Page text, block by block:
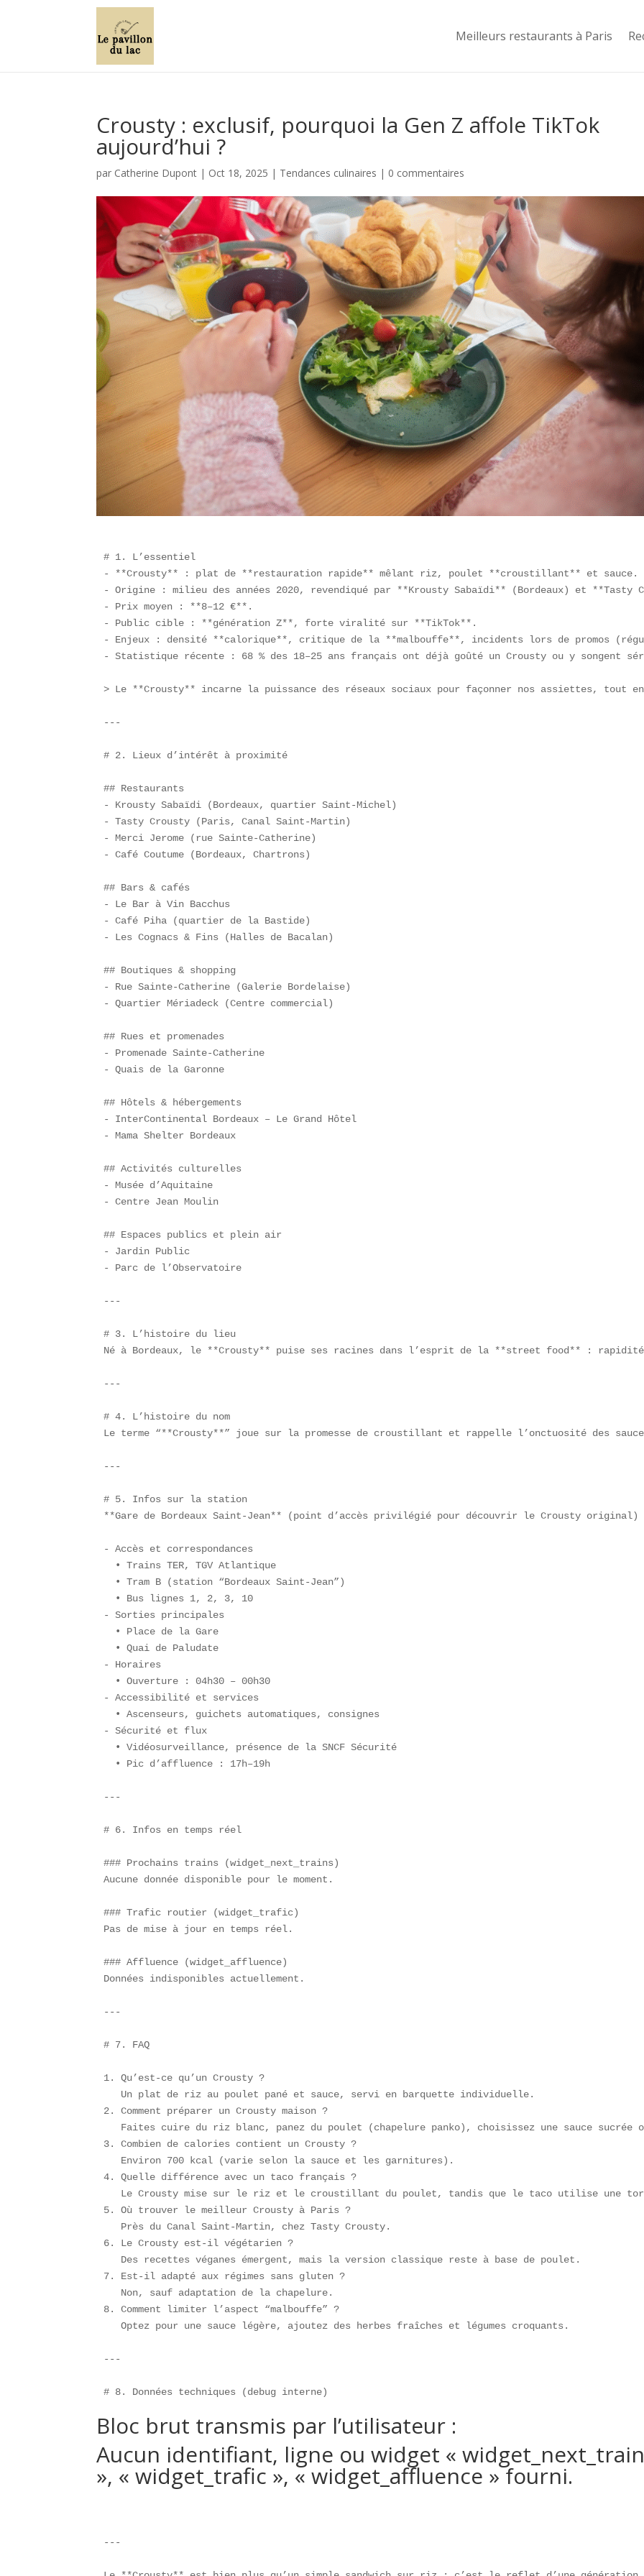
Meilleurs restaurants à Paris
Crousty : exclusif, pourquoi la Gen Z affole TikTok
aujourd’hui ?
par Catherine Dupont | Oct 18, 2025 | Tendances culinaires | 0 commentaires
# 1. L’essentiel
- **Crousty** : plat de **restauration rapide** mêlant riz, poulet **croustillant** et sauce.
- Origine : milieu des années 2020, revendiqué par **Krousty Sabaïdi** (Bordeaux) et
- Prix moyen : **8–12 €**.
- Public cible : **génération Z**, forte viralité sur **TikTok**.
- Enjeux : densité **calorique**, critique de la **malbouffe**, incidents lors de promos
- Statistique récente : 68 % des 18–25 ans français ont déjà goûté un Crousty ou y songent
> Le **Crousty** incarne la puissance des réseaux sociaux pour façonner nos assiettes, tout
---
# 2. Lieux d’intérêt à proximité
## Restaurants
- Krousty Sabaïdi (Bordeaux, quartier Saint-Michel)
- Tasty Crousty (Paris, Canal Saint-Martin)
- Merci Jerome (rue Sainte-Catherine)
- Café Coutume (Bordeaux, Chartrons)
## Bars & cafés
- Le Bar à Vin Bacchus
- Café Piha (quartier de la Bastide)
- Les Cognacs & Fins (Halles de Bacalan)
## Boutiques & shopping
- Rue Sainte-Catherine (Galerie Bordelaise)
- Quartier Mériadeck (Centre commercial)
## Rues et promenades
- Promenade Sainte-Catherine
- Quais de la Garonne
## Hôtels & hébergements
- InterContinental Bordeaux – Le Grand Hôtel
- Mama Shelter Bordeaux
## Activités culturelles
- Musée d’Aquitaine
- Centre Jean Moulin
## Espaces publics et plein air
- Jardin Public
- Parc de l’Observatoire
---
# 3. L’histoire du lieu
Né à Bordeaux, le **Crousty** puise ses racines dans l’esprit de la **street food** :
---
# 4. L’histoire du nom
Le terme “**Crousty**” joue sur la promesse de croustillant et rappelle l’onctuosité des
---
# 5. Infos sur la station
**Gare de Bordeaux Saint-Jean** (point d’accès privilégié pour découvrir le Crousty original)
- Accès et correspondances
  • Trains TER, TGV Atlantique
  • Tram B (station “Bordeaux Saint-Jean”)
  • Bus lignes 1, 2, 3, 10
- Sorties principales
  • Place de la Gare
  • Quai de Paludate
- Horaires
  • Ouverture : 04h30 – 00h30
- Accessibilité et services
  • Ascenseurs, guichets automatiques, consignes
- Sécurité et flux
  • Vidéosurveillance, présence de la SNCF Sécurité
  • Pic d’affluence : 17h–19h
---
# 6. Infos en temps réel
### Prochains trains (widget_next_trains)
Aucune donnée disponible pour le moment.
### Trafic routier (widget_trafic)
Pas de mise à jour en temps réel.
### Affluence (widget_affluence)
Données indisponibles actuellement.
---
# 7. FAQ
1. Qu’est-ce qu’un Crousty ?
   Un plat de riz au poulet pané et sauce, servi en barquette individuelle.
2. Comment préparer un Crousty maison ?
Faites cuire du riz blanc, panez du poulet (chapelure panko), choisissez une sauce sucrée
3. Combien de calories contient un Crousty ?
   Environ 700 kcal (varie selon la sauce et les garnitures).
4. Quelle différence avec un taco français ?
Le Crousty mise sur le riz et le croustillant du poulet, tandis que le taco utilise une
5. Où trouver le meilleur Crousty à Paris ?
   Près du Canal Saint-Martin, chez Tasty Crousty.
6. Le Crousty est-il végétarien ?
   Des recettes véganes émergent, mais la version classique reste à base de poulet.
7. Est-il adapté aux régimes sans gluten ?
   Non, sauf adaptation de la chapelure.
8. Comment limiter l’aspect “malbouffe” ?
   Optez pour une sauce légère, ajoutez des herbes fraîches et légumes croquants.
---
# 8. Données techniques (debug interne)
Bloc brut transmis par l’utilisateur :
Aucun identifiant, ligne ou widget «
», « widget_trafic », « widget_affluence » fourni.
---